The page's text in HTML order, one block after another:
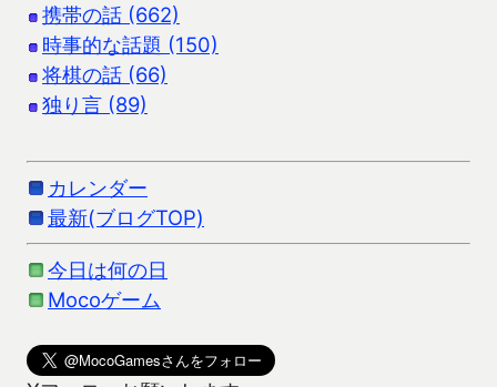
携帯の話 (662)
時事的な話題 (150)
将棋の話 (66)
独り言 (89)
カレンダー
最新(ブログTOP)
今日は何の日
Mocoゲーム